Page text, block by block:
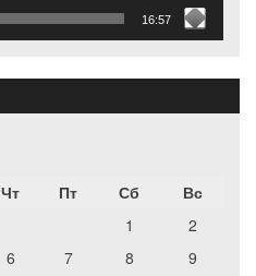
16:57
Чт Пт Сб
Вс
1
2
6 7 8
9